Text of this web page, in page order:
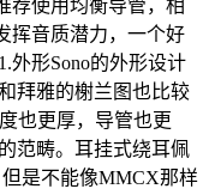
荐使用均衡导管，相
挥音质潜力，一个好
外形Sono的外形设计
拜雅的榭兰图也比较
也更厚，导管也更
范畴。耳挂式绕耳佩
是不能像MMCX那样